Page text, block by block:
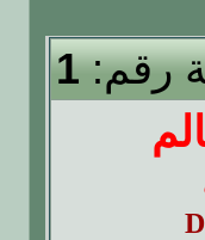
رقم:1